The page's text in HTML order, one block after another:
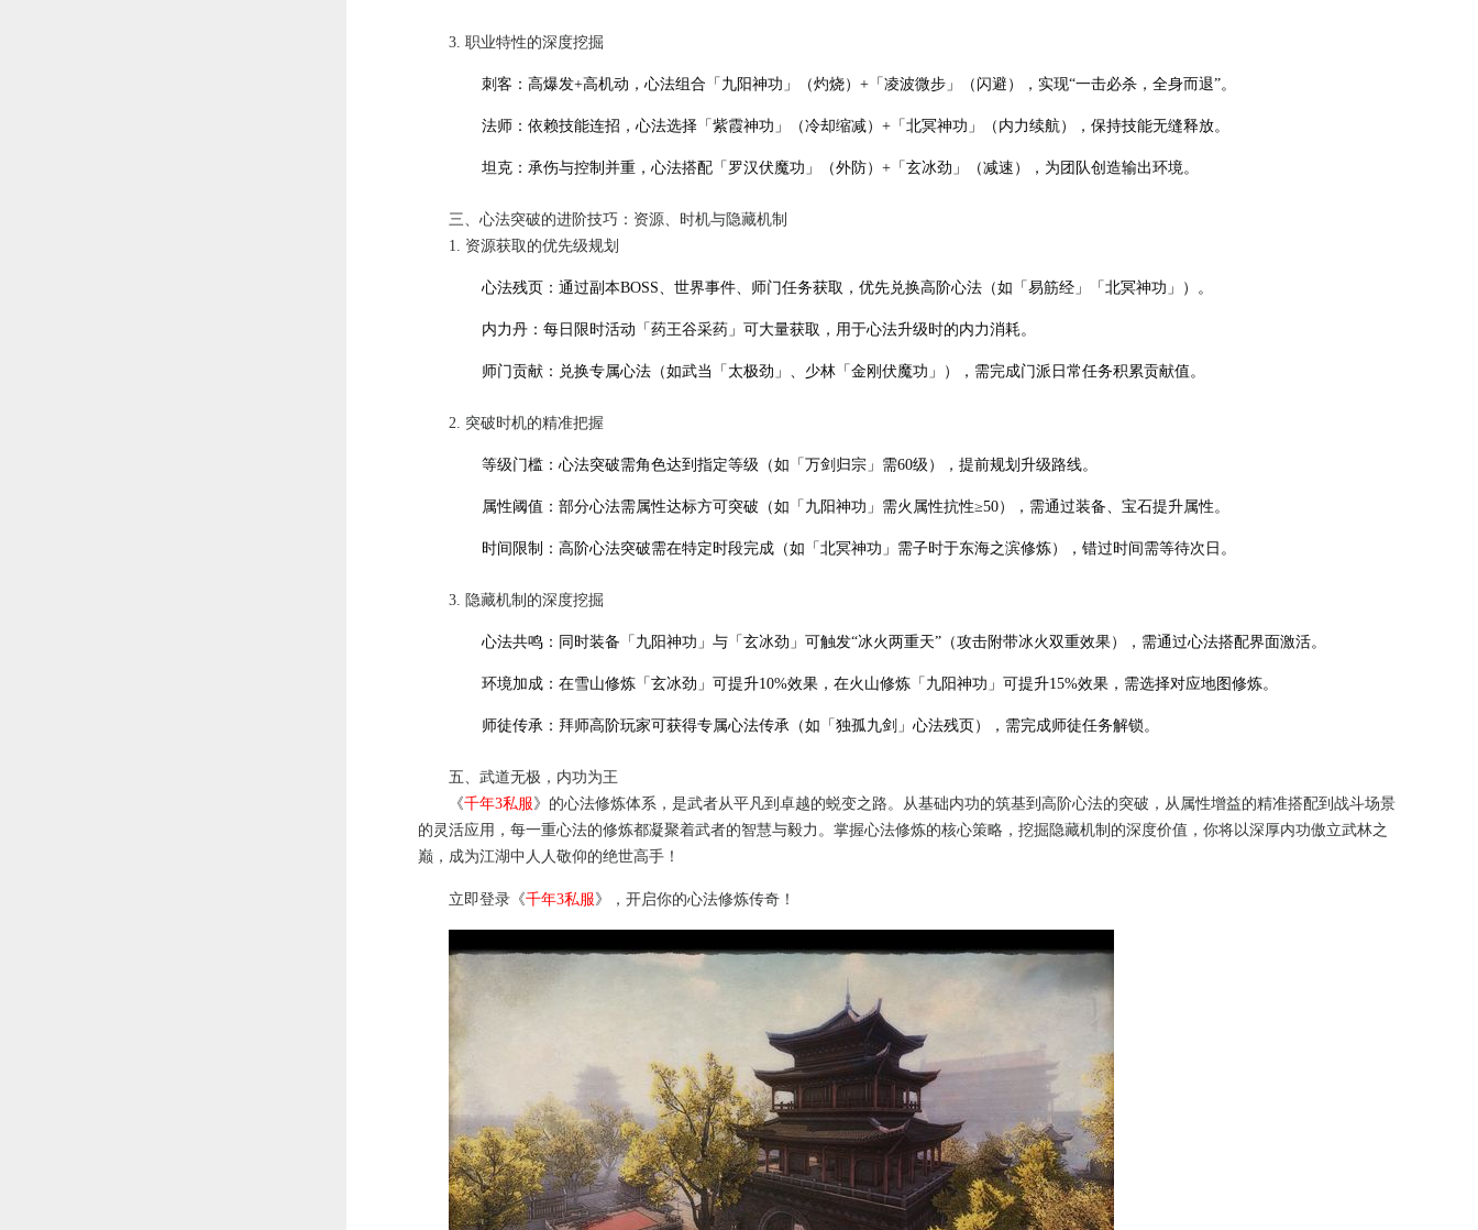
3. 职业特性的深度挖掘
刺客：高爆发+高机动，心法组合「九阳神功」（灼烧）+「凌波微步」（闪避），实现“一击必杀，全身而退”。
法师：依赖技能连招，心法选择「紫霞神功」（冷却缩减）+「北冥神功」（内力续航），保持技能无缝释放。
坦克：承伤与控制并重，心法搭配「罗汉伏魔功」（外防）+「玄冰劲」（减速），为团队创造输出环境。
三、心法突破的进阶技巧：资源、时机与隐藏机制
1. 资源获取的优先级规划
心法残页：通过副本BOSS、世界事件、师门任务获取，优先兑换高阶心法（如「易筋经」「北冥神功」）。
内力丹：每日限时活动「药王谷采药」可大量获取，用于心法升级时的内力消耗。
师门贡献：兑换专属心法（如武当「太极劲」、少林「金刚伏魔功」），需完成门派日常任务积累贡献值。
2. 突破时机的精准把握
等级门槛：心法突破需角色达到指定等级（如「万剑归宗」需60级），提前规划升级路线。
属性阈值：部分心法需属性达标方可突破（如「九阳神功」需火属性抗性≥50），需通过装备、宝石提升属性。
时间限制：高阶心法突破需在特定时段完成（如「北冥神功」需子时于东海之滨修炼），错过时间需等待次日。
3. 隐藏机制的深度挖掘
心法共鸣：同时装备「九阳神功」与「玄冰劲」可触发“冰火两重天”（攻击附带冰火双重效果），需通过心法搭配界面激活。
环境加成：在雪山修炼「玄冰劲」可提升10%效果，在火山修炼「九阳神功」可提升15%效果，需选择对应地图修炼。
师徒传承：拜师高阶玩家可获得专属心法传承（如「独孤九剑」心法残页），需完成师徒任务解锁。
五、武道无极，内功为王
《千年3私服》的心法修炼体系，是武者从平凡到卓越的蜕变之路。从基础内功的筑基到高阶心法的突破，从属性增益的精准搭配到战斗场景
的灵活应用，每一重心法的修炼都凝聚着武者的智慧与毅力。掌握心法修炼的核心策略，挖掘隐藏机制的深度价值，你将以深厚内功傲立武林之
巅，成为江湖中人人敬仰的绝世高手！
立即登录《千年3私服》，开启你的心法修炼传奇！